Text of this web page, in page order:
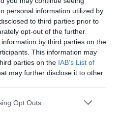
personal information utilized by
to third parties prior to
opt-out of the further
by third parties on the
This information may
parties on the IAB’s List of
may further disclose it to other
app uses one or more Google
Opt Outs
időszerű
ekkorra
a 8-
állapotot.
A júliusban teljes
pompájában
virágzó bíbor
kasvirág nemcsak
az egyik legszebb
befejezése után,